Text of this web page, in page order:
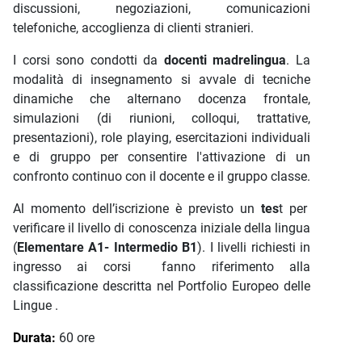
discussioni, negoziazioni, comunicazioni
telefoniche, accoglienza di clienti stranieri.
I corsi sono condotti da docenti madrelingua. La
modalità di insegnamento si avvale di tecniche
dinamiche che alternano docenza frontale,
simulazioni (di riunioni, colloqui, trattative,
presentazioni), role playing, esercitazioni individuali
e di gruppo per consentire l'attivazione di un
confronto continuo con il docente e il gruppo classe.
Al momento dell’iscrizione è previsto un test per
verificare il livello di conoscenza iniziale della lingua
(Elementare A1- Intermedio B1). I livelli richiesti in
ingresso ai corsi fanno riferimento alla
classificazione descritta nel Portfolio Europeo delle
Lingue .
Durata: 60 ore